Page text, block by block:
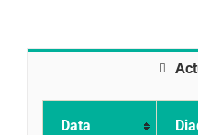
Data